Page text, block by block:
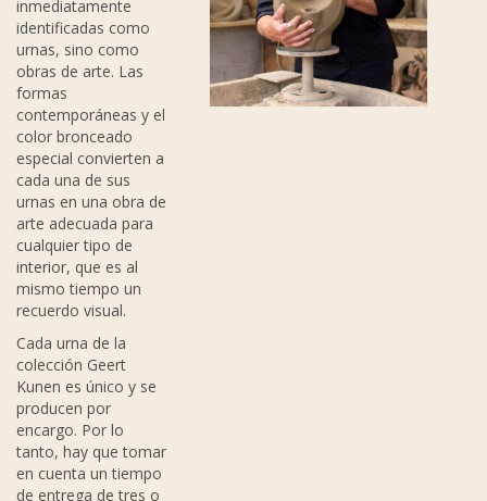
inmediatamente
identificadas como
urnas, sino como
obras de arte. Las
formas
contemporáneas y el
color bronceado
especial convierten a
cada una de sus
urnas en una obra de
arte adecuada para
cualquier tipo de
interior, que es al
mismo tiempo un
recuerdo visual.
Cada urna de la
colección Geert
Kunen es único y se
producen por
encargo. Por lo
tanto, hay que tomar
en cuenta un tiempo
de entrega de tres o